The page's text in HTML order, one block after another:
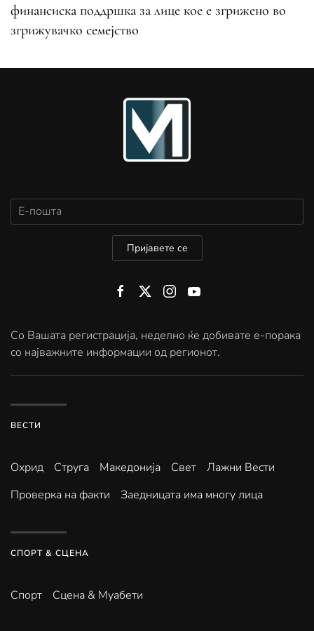
финансиска поддршка за лице кое е згрижено во
згрижувачко семејство
Пријавете се
Со Вашата регистрација, неделно ќе добивате е-порака
со најважните информации од регионот.
ВЕСТИ
Охрид Струга Македонија Свет
Лажни Вести
Проверка на факти
Заедницата има многу лица
СПОРТ & СЦЕНА
Спорт Сцена & Муабети